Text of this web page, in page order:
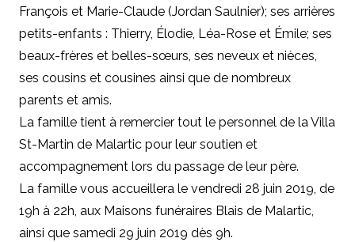
François et Marie-Claude (Jordan Saulnier); ses arrières
petits-enfants : Thierry, Élodie, Léa-Rose et Émile; ses
beaux-frères et belles-sœurs, ses neveux et nièces,
ses cousins et cousines ainsi que de nombreux
parents et amis.
La famille tient à remercier tout le personnel de la Villa
St-Martin de Malartic pour leur soutien et
accompagnement lors du passage de leur père.
La famille vous accueillera le vendredi 28 juin 2019, de
19h à 22h, aux Maisons funéraires Blais de Malartic,
ainsi que samedi 29 juin 2019 dès 9h.